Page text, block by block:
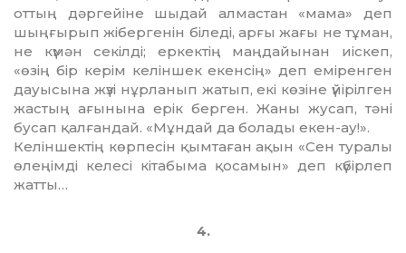
оттың дәргейіне шыдай алмастан «мама» деп
шыңғырып жібергенін біледі, арғы жағы не тұман,
не күмән секілді; еркектің маңдайынан иіс­кеп,
«өзің бір керім келіншек екенсің» деп еміренген
дауысына жүзі нұрланып жатып, екі көзіне үйірілген
жастың ағынына ерік берген. Жаны жусап, тәні
бусап қалғандай. «Мұндай да болады екен-ау!».
Келіншектің көрпесін қым­таған ақын «Сен туралы
өлеңімді келесі кітабыма қосамын» деп күбір­леп
жатты…
4.